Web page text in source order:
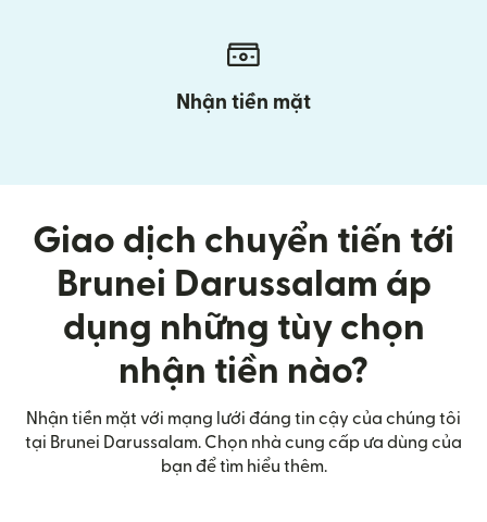
Nhận tiền mặt
Giao dịch chuyển tiến tới
Brunei Darussalam áp
dụng những tùy chọn
nhận tiền nào?
Nhận tiền mặt với mạng lưới đáng tin cậy của chúng tôi
tại Brunei Darussalam. Chọn nhà cung cấp ưa dùng của
bạn để tìm hiểu thêm.